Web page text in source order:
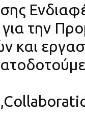
την
και